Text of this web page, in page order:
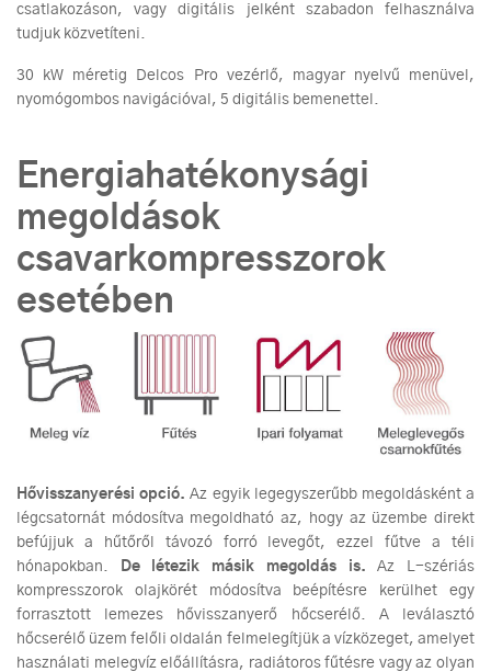
csatlakozáson, vagy digitális jelként szabadon felhasználva
tudjuk közvetíteni.
30 kW méretig Delcos Pro vezérlő, magyar nyelvű menüvel,
nyomógombos navigációval, 5 digitális bemenettel.
Energiahatékonysági
megoldások
csavarkompresszorok
esetében
Hővisszanyerési opció. Az egyik legegyszerűbb megoldásként a
légcsatornát módosítva megoldható az, hogy az üzembe direkt
befújjuk a hűtőről távozó forró levegőt, ezzel fűtve a téli
hónapokban.
De létezik másik megoldás is. Az L-szériás
kompresszorok olajkörét módosítva beépítésre kerülhet egy
forrasztott lemezes hővisszanyerő hőcserélő. A leválasztó
hőcserélő üzem felőli oldalán felmelegítjük a vízközeget, amelyet
használati melegvíz előállításra, radiátoros fűtésre vagy az olyan